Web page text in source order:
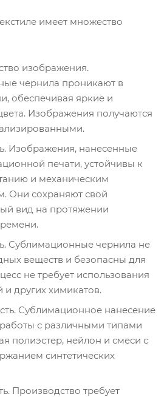
имеет множество
изображения.
чернила проникают в
обеспечивая яркие и
Изображения получаются
Изображения, нанесенные
печати, устойчивы к
и механическим
Они сохраняют свой
вид на протяжении
Сублимационные чернила не
веществ и безопасны для
не требует использования
и других химикатов.
Сублимационное нанесение
с различными типами
полиэстер, нейлон и смеси с
синтетических
Производство требует